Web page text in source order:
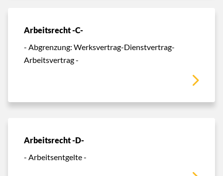
Arbeitsrecht -C-
- Abgrenzung: Werksvertrag-Dienstvertrag-
Arbeitsvertrag -
Arbeitsrecht -D-
- Arbeitsentgelte -